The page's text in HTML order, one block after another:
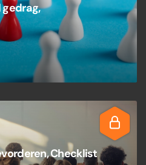
Checklist